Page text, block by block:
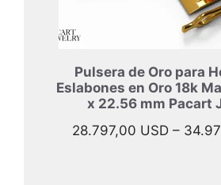
Pulsera de Oro para
Eslabones en Oro 18k
x 22.56 mm Pacart
28.797,00 USD –